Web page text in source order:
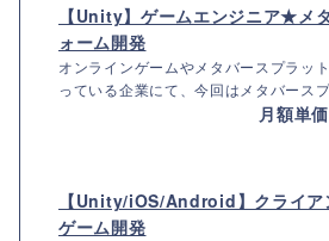
【Unity】ゲームエンジニア★メ
ォーム開発
オンラインゲームやメタバースプラッ
っている企業にて、今回はメタバース
月額単
【Unity/iOS/Android】クライ
ゲーム開発